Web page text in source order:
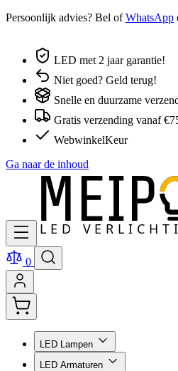
Persoonlijk advies? Bel ofWhatsApp
LED met 2 jaar garantie!
Niet goed? Geld terug!
Snelle en duurzame
Gratis verzending vanaf
WebwinkelKeur
Ga naar de inhoud
0
LED Lampen
LED Armaturen